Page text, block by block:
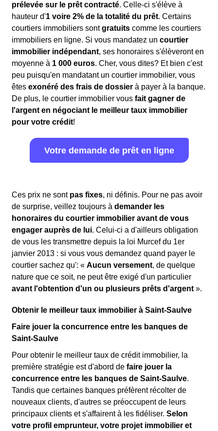
prélevée sur le prêt contracté. Celle-ci s'élève à
hauteur d'1 voire 2% de la totalité du prêt. Certains
courtiers immobiliers sontgratuits comme les courtiers
immobiliers en ligne. Si vous mandatez un courtier
immobilier indépendant, ses honoraires s'élèveront en
moyenne à 1 000 euros. Cher, vous dites? Et bien c'est
peu puisqu'en mandatant un courtier immobilier, vous
êtes exonéré des frais de dossier à payer à la banque.
De plus, le courtier immobilier vous fait gagner de
l'argent en négociant le meilleur taux immobilier
pour votre crédit!
Votre demande de prêt en ligne
Ces prix ne sont pas fixes, ni définis. Pour ne pas avoir
de surprise, veillez toujours à demander les
honoraires du courtier immobilier avant de vous
engager auprès de lui. Celui-ci a d'ailleurs obligation
de vous les transmettre depuis la loi Murcef du 1er
janvier 2013 : si vous vous demandez quand payer le
courtier sachez qu': « Aucun versement, de quelque
nature que ce soit, ne peut être exigé d'un particulier
avant l'obtention d'un ou plusieurs prêts d'argent ».
Obtenir le meilleur taux immobilier à Saint-Saulve
Faire jouer la concurrence entre les banques de
Saint-Saulve
Pour obtenir le meilleur taux de crédit immobilier, la
première stratégie est d'abord de faire jouer la
concurrence entre les banques de Saint-Saulve.
Tandis que certaines banques préfèrent récolter de
nouveaux clients, d'autres se préoccupent de leurs
principaux clients et s'affairent à les fidéliser. Selon
votre profil emprunteur, votre projet immobilier et